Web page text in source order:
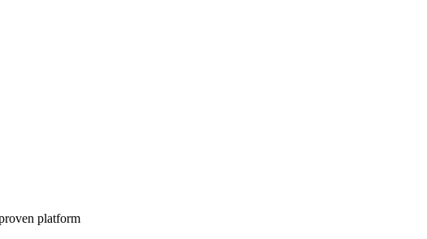
platform